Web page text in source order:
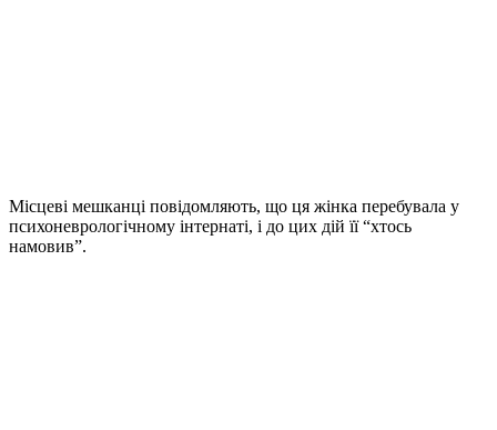
Місцеві мешканці повідомляють, що ця жінка перебувала у
психоневрологічному інтернаті, і до цих дій її “хтось
намовив”.